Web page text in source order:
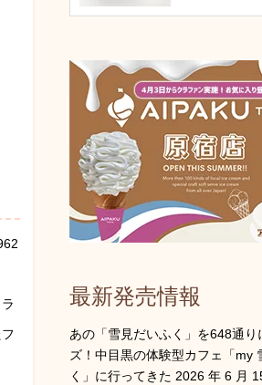
最新発売情報
あの「雪見だいふく」を648通り
ズ！中目黒の体験型カフェ「my
く」に行ってきた 2026 年 6 月